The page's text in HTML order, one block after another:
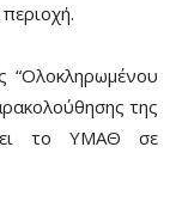
“Ολοκληρωμένου
της
το ΥΜΑΘ σε